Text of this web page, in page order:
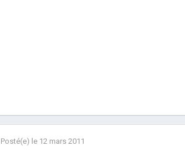
Posté(e) le 12 mars 2011